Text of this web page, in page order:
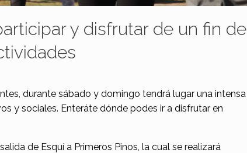
y disfrutar de un fin de
durante sábado y domingo tendrá lugar una intensa
y sociales. Enteráte dónde podes ir a disfrutar en
de Esquí a Primeros Pinos, la cual se realizará